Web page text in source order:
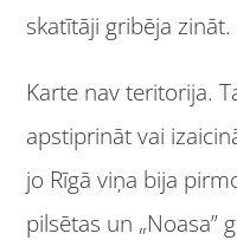
skatītāji gribēja zināt.
Karte nav teritorija.
apstiprināt vai
jo Rīgā viņa bija
pilsētas un „Noasa”